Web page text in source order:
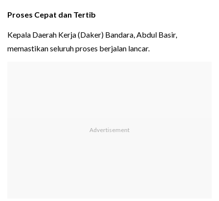
Proses Cepat dan Tertib
Kepala Daerah Kerja (Daker) Bandara, Abdul Basir,
memastikan seluruh proses berjalan lancar.